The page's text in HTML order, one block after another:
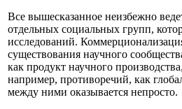
Все вышесказанное неизбежно
отдельных социальных групп,
исследований.
существования научного
как продукт научного
например, противоречий, как
между ними оказывается непросто.